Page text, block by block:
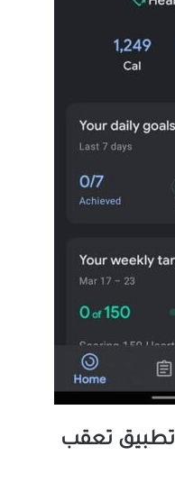
تطبيق تعقب